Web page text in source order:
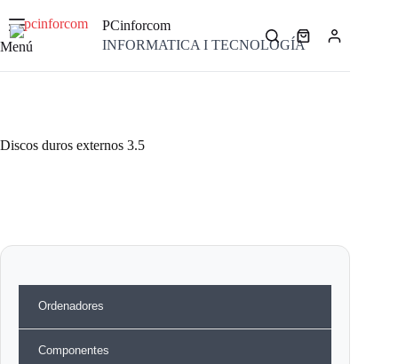
contenido
Menú
PCinforcom
INFORMATICA I TECNOLOGÍACarro
compra
Discos duros externos 3.5
Ordenadores
Componentes